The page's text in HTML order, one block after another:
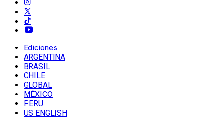
Ediciones
ARGENTINA
BRASIL
CHILE
GLOBAL
MÉXICO
PERU
US ENGLISH